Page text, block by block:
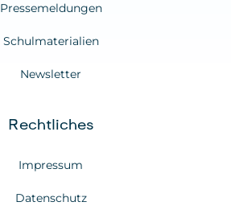
Pressemeldungen
Schulmaterialien
Newsletter
Rechtliches
Impressum
Datenschutz